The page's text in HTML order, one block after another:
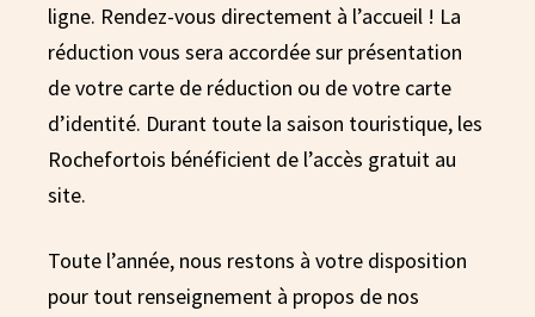
ligne. Rendez-vous directement à l’accueil ! La
réduction vous sera accordée sur présentation
de votre carte de réduction ou de votre carte
d’identité. Durant toute la saison touristique, les
Rochefortois bénéficient de l’accès gratuit au
site.
Toute l’année, nous restons à votre disposition
pour tout renseignement à propos de nos